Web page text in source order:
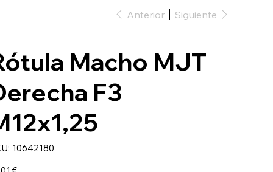
Anterior Siguiente
Macho MJT
F3
SKU
10642180
10642180